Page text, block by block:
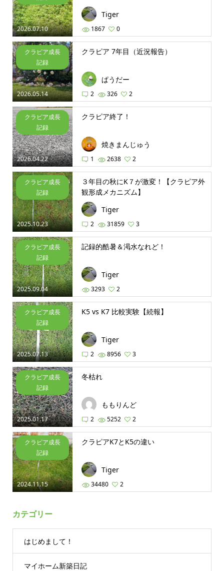
2026.07.10
Tiger
1867 0
2026.05.14
クラピア成長
記録
クラピア 7年目（近況報告）
ぱうだー
2 326 2
2026.04.22
クラピア成長
記録
クラピア終了！
焼きまんじゅう
1 2638 2
2025.10.23
クラピア成長
記録
３年目の秋にK７が激変！【クラピア外
観形成メカニズム】
Tiger
2 31859 3
2025.09.04
クラピア成長
記録
記録的酷暑＆渇水なれど！
Tiger
3293 2
2025.07.13
クラピア成長
記録
K5 vs K7 比較実験【続報】
Tiger
2 8956 3
2025.01.17
クラピア成長
記録
冬枯れ
ももりんど
2 5252 2
2024.11.15
クラピア成長
記録
クラピアK7とK5の違い
Tiger
34480 2
カテゴリー
はじめまして！
マイホーム新築日記